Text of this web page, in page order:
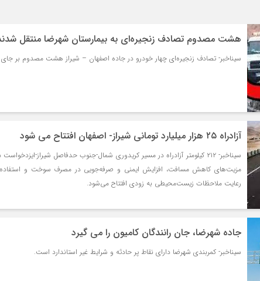
هشت مصدوم تصادف زنجیره‌ای به بیمارستان شهرضا منتقل
سیناخبر- تصادف زنجیره‌ای چهار خودرو در جاده اصفهان – شیراز هشت مصدوم بر
آزادراه ۲۵ هزار میلیارد تومانی شیراز- اصفهان افتتاح می شود
سیناخبر- ۲۱۲ کیلومتر آزادراه در مسیر کریدوری شمال-جنوب حدفاصل شیراز-
مزیت‌های کاهش مسافت، افزایش ایمنی و صرفه‌جویی در مصرف سوخت و استفاده
رعایت ملاحظات زیست‌محیطی به زودی افتتاح می‌شود.
جاده شهرضا، جان رانندگان کامیون را می گیرد
سیناخبر- کمربندی شهرضا دارای نقاط پر حادثه و شرایط غیر استاندارد است.